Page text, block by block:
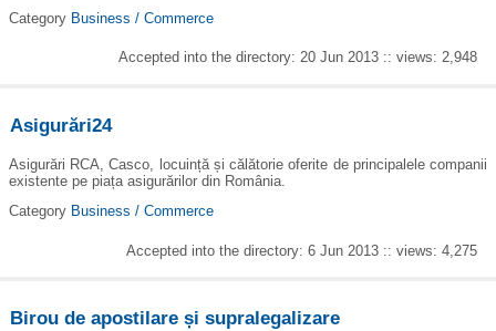
Category Business / Commerce
Accepted into the directory: 20 Jun 2013 :: views: 2,948
Asigurări24
Asigurări RCA, Casco, locuință și călătorie oferite de principalele companii
existente pe piața asigurărilor din România.
Category Business / Commerce
Accepted into the directory: 6 Jun 2013 :: views: 4,275
Birou de apostilare și supralegalizare